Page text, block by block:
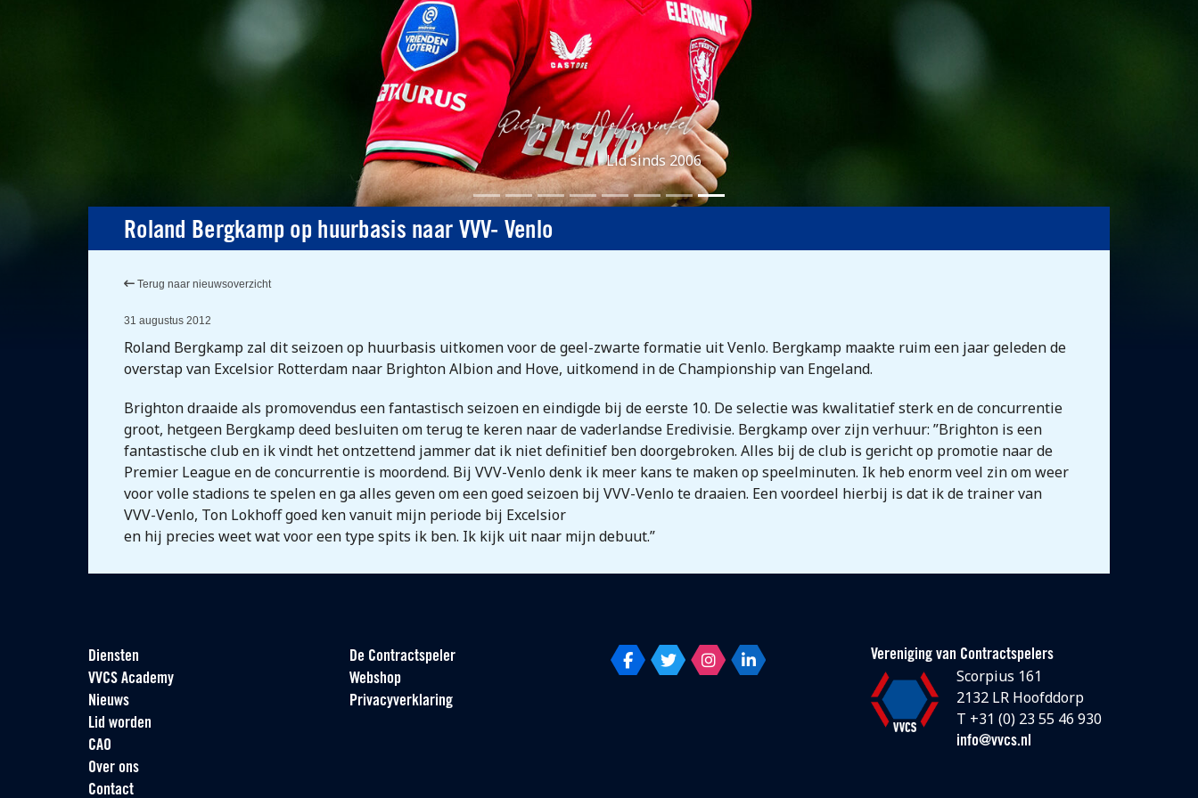
Lid sinds 2006
Roland Bergkamp op huurbasis naar VVV- Venlo
Terug naar nieuwsoverzicht
31 augustus 2012
Roland Bergkamp zal dit seizoen op huurbasis uitkomen voor de geel-zwarte formatie uit Venlo. Bergkamp maakte ruim een jaar geleden de
overstap van Excelsior Rotterdam naar Brighton Albion and Hove, uitkomend in de Championship van Engeland.
Brighton draaide als promovendus een fantastisch seizoen en eindigde bij de eerste 10. De selectie was kwalitatief sterk en de concurrentie
groot, hetgeen Bergkamp deed besluiten om terug te keren naar de vaderlandse Eredivisie. Bergkamp over zijn verhuur: ”Brighton is een
fantastische club en ik vindt het ontzettend jammer dat ik niet definitief ben doorgebroken. Alles bij de club is gericht op promotie naar de
Premier League en de concurrentie is moordend. Bij VVV-Venlo denk ik meer kans te maken op speelminuten. Ik heb enorm veel zin om weer
voor volle stadions te spelen en ga alles geven om een goed seizoen bij VVV-Venlo te draaien. Een voordeel hierbij is dat ik de trainer van
VVV-Venlo, Ton Lokhoff goed ken vanuit mijn periode bij Excelsior
en hij precies weet wat voor een type spits ik ben. Ik kijk uit naar mijn debuut.”
Diensten
VVCS Academy
Nieuws
Lid worden
CAO
Over ons
Contact
De Contractspeler
Webshop
Privacyverklaring
Vereniging van Contractspelers
Scorpius 161
2132 LR Hoofddorp
T +31 (0) 23 55 46 930
info@vvcs.nl